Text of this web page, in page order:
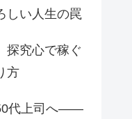
しい人生の罠
探究心で稼ぐ
方
代上司へ——